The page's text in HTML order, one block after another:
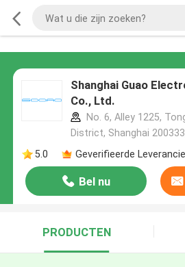
Shanghai Guao
Co., Ltd.
No. 6, Alley 1225,
District, Shanghai
5.0
Geverifieerde
Bel nu
PRODUCTEN